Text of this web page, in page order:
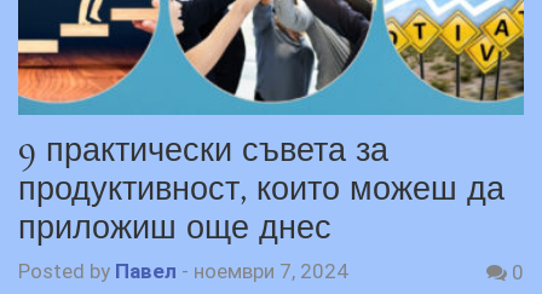
9 практически съвета за
продуктивност, които можеш да
приложиш още днес
Posted by Павел - ноември 7, 2024
0